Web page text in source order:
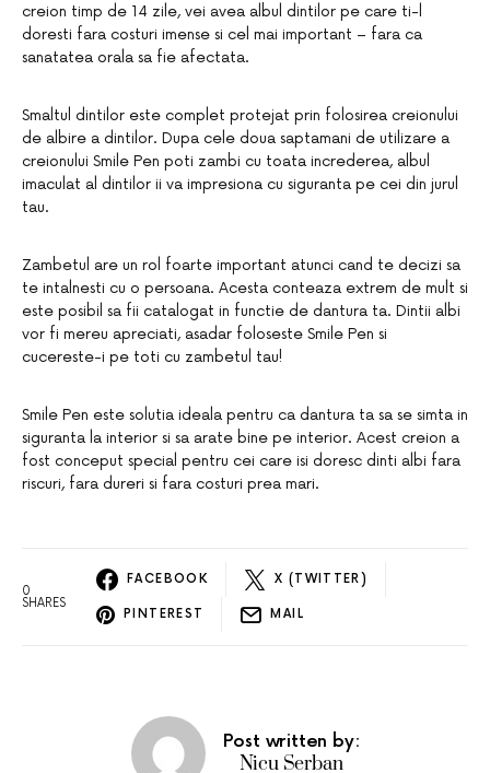
creion timp de 14 zile, vei avea albul dintilor pe care ti-l
doresti fara costuri imense si cel mai important – fara ca
sanatatea orala sa fie afectata.
Smaltul dintilor este complet protejat prin folosirea creionului
de albire a dintilor. Dupa cele doua saptamani de utilizare a
creionului Smile Pen poti zambi cu toata increderea, albul
imaculat al dintilor ii va impresiona cu siguranta pe cei din jurul
tau.
Zambetul are un rol foarte important atunci cand te decizi sa
te intalnesti cu o persoana. Acesta conteaza extrem de mult si
este posibil sa fii catalogat in functie de dantura ta. Dintii albi
vor fi mereu apreciati, asadar foloseste Smile Pen si
cucereste-i pe toti cu zambetul tau!
Smile Pen este solutia ideala pentru ca dantura ta sa se simta in
siguranta la interior si sa arate bine pe interior. Acest creion a
fost conceput special pentru cei care isi doresc dinti albi fara
riscuri, fara dureri si fara costuri prea mari.
0
SHARES
FACEBOOK X (TWITTER)
PINTEREST MAIL
Post written by:
Nicu Serban